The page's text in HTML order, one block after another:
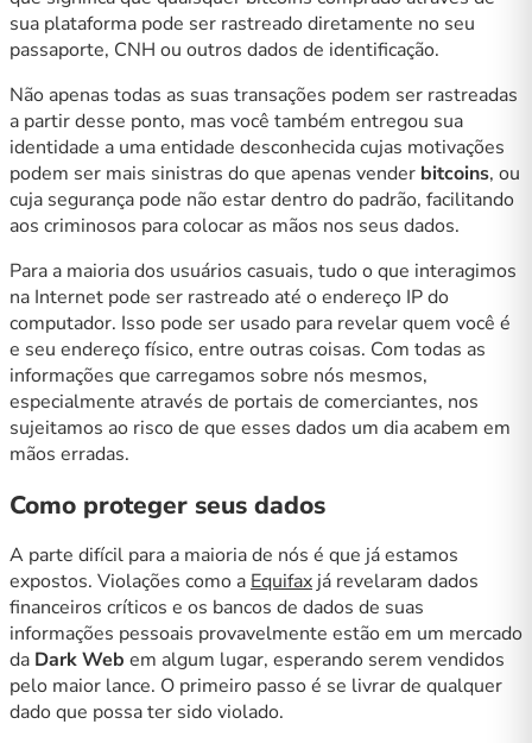
sua plataforma pode ser rastreado diretamente no seu
passaporte, CNH ou outros dados de identificação.
Não apenas todas as suas transações podem ser rastreadas
a partir desse ponto, mas você também entregou sua
identidade a uma entidade desconhecida cujas motivações
podem ser mais sinistras do que apenas vender bitcoins, ou
cuja segurança pode não estar dentro do padrão, facilitando
aos criminosos para colocar as mãos nos seus dados.
Para a maioria dos usuários casuais, tudo o que interagimos
na Internet pode ser rastreado até o endereço IP do
computador. Isso pode ser usado para revelar quem você é
e seu endereço físico, entre outras coisas. Com todas as
informações que carregamos sobre nós mesmos,
especialmente através de portais de comerciantes, nos
sujeitamos ao risco de que esses dados um dia acabem em
mãos erradas.
Como proteger seus dados
A parte difícil para a maioria de nós é que já estamos
expostos. Violações como a Equifax já revelaram dados
financeiros críticos e os bancos de dados de suas
informações pessoais provavelmente estão em um mercado
da Dark Web em algum lugar, esperando serem vendidos
pelo maior lance. O primeiro passo é se livrar de qualquer
dado que possa ter sido violado.